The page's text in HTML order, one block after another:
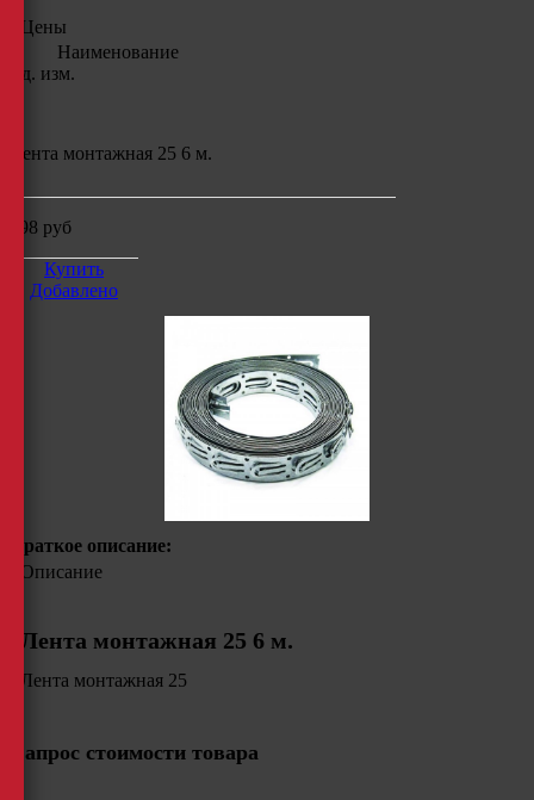
Цены
Наименование
Ед. изм.
Лента монтажная 25 6 м.
198 руб
Купить
Добавлено
Краткое описание:
Описание
Лента монтажная 25 6 м.
Лента монтажная 25
Запрос стоимости товара